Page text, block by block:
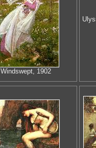
Windswept, 1902